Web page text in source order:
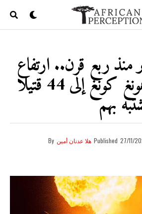
منذ ربع قرن.. ارتفاع
ضحايا حريق هونغ كونغ إلى 44 قتيلا
By هلا عدنان أمين Published 27/11/